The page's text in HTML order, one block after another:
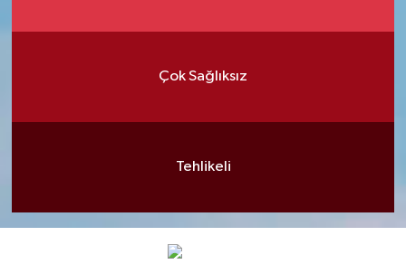
Çok Sağlıksız
Tehlikeli